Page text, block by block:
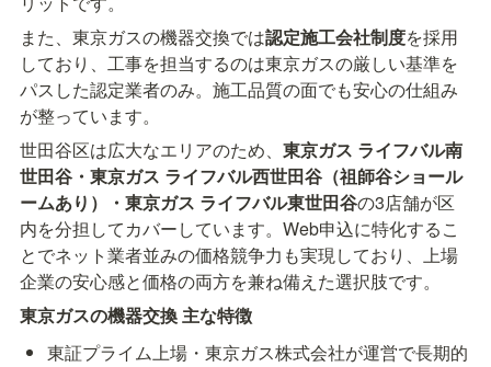
また、東京ガスの機器交換では認定施工会社制度を採用
しており、工事を担当するのは東京ガスの厳しい基準を
パスした認定業者のみ。施工品質の面でも安心の仕組み
が整っています。
世田谷区は広大なエリアのため、 東京ガス ライフバル南
世田谷・東京ガス ライフバル西世田谷（祖師谷ショール
ームあり）・東京ガス ライフバル東世田谷の3店舗が区
内を分担してカバーしています。Web申込に特化するこ
とでネット業者並みの価格競争力も実現しており、上場
企業の安心感と価格の両方を兼ね備えた選択肢です。
東京ガスの機器交換 主な特徴
東証プライム上場・東京ガス株式会社が運営で長期的